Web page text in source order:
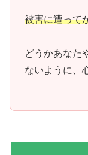
被害に遭って
どうかあなた
ないように、